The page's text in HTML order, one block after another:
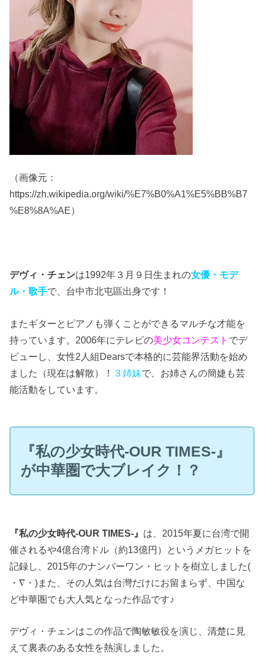
（画像元：
https://zh.wikipedia.org/wiki/%E7%B0%A1%E5%BB%B7
%E8%8A%AE）
デヴィ・チェンは1992年３月９日生まれの女優・モデ
ル・歌手で、台中市北屯區出身です！
またギターとピアノも弾くことができるマルチな才能を
持っています。2006年にテレビの美少女コンテスト でデ
ビューし、女性2人組Dearsで本格的に芸能界活動を始め
ました（現在は解散）！
３姉妹で、お姉さんの簡婕も芸
能活動をしています。
『私の少女時代-OUR TIMES-』
が中華圏で大ブレイク！？
『私の少女時代-OUR TIMES-』 は、2015年夏に台湾で開
催されるや4億台湾ドル（約13億円）というメガヒットを
記録し、2015年のナンバーワン・ヒットを樹立しました(
・∇・)また、その人気は台灣だけにお留まらず、中国な
ど中華圏でも大人気となった作品です♪
デヴィ・チェンはこの作品で陶敏敏役を演じ、清楚に見
えて裏表のある女性を熱演しました。